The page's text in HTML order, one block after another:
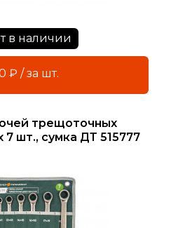
в наличии
Розница: 4 380 ₽ / за шт.
трещоточных
7 шт., сумка ДТ 515777